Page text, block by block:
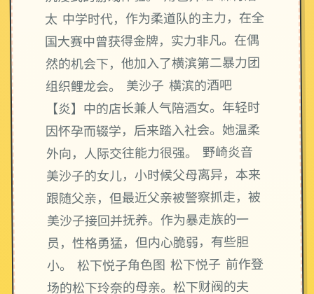
太 中学时代，作为柔道队的主力，在全
国大赛中曾获得金牌，实力非凡。在偶
然的机会下，他加入了横滨第二暴力团
组织鲤龙会。 美沙子 横滨的酒吧
【炎】中的店长兼人气陪酒女。年轻时
因怀孕而辍学，后来踏入社会。她温柔
外向，人际交往能力很强。 野崎炎音
美沙子的女儿，小时候父母离异，本来
跟随父亲，但最近父亲被警察抓走，被
美沙子接回并抚养。作为暴走族的一
员，性格勇猛，但内心脆弱，有些胆
小。 松下悦子角色图 松下悦子 前作登
场的松下玲奈的母亲。松下财阀的夫